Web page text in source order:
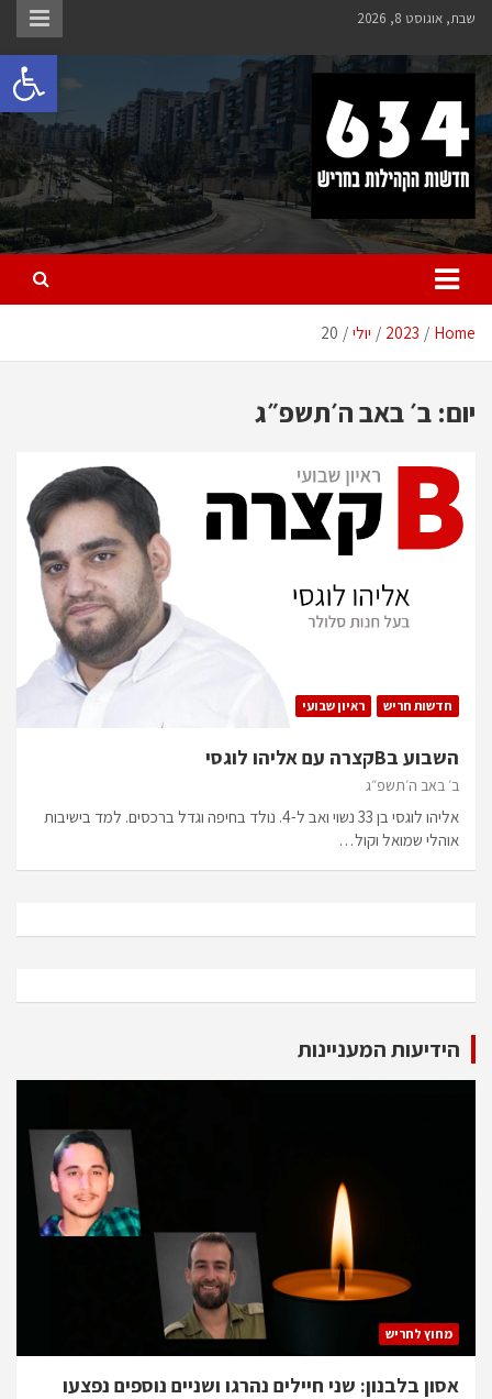
Skip
content
שבת, אוגוסט 8, 2026
חריש 634
חדשות הקהילות בחריש
Home
2023 יולי 20
יום: ב׳ באב ה׳תשפ״ג
חדשות חריש ראיון שבועי
השבוע בBקצרה עם אליהו לוגסי
ב׳ באב ה׳תשפ״ג
אליהו לוגסי בן 33 נשוי ואב ל-4. נולד בחיפה וגדל ברכסים. למד בישיבות
אוהלי שמואל וקול…
הידיעות המעניינות
מחוץ לחריש
אסון בלבנון: שני חיילים נהרגו ושניים נוספים נפצעו